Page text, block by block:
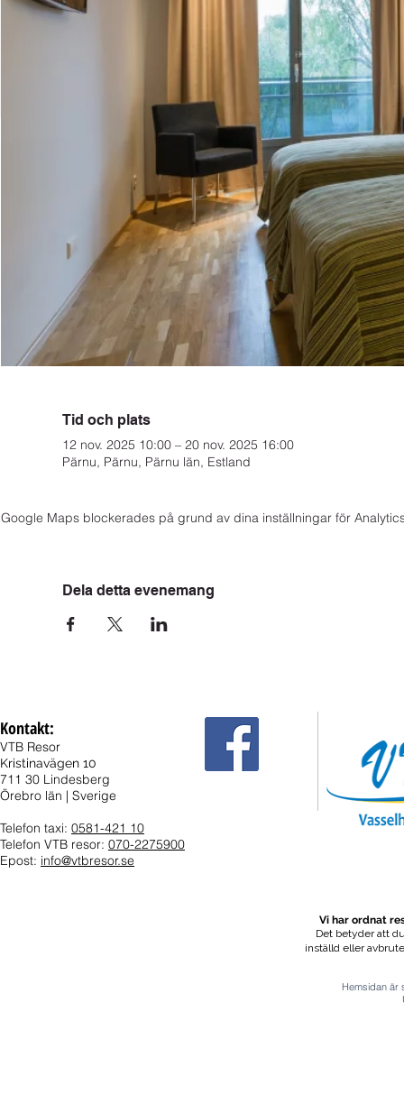
Tid och plats
12 nov. 2025 10:00 – 20 nov. 2025 16:00
Pärnu, Pärnu, Pärnu län, Estland
Google Maps blockerades på grund av dina inställningar för
Dela detta evenemang
Kontakt:
VTB Resor
Kristinavägen 10
711 30 Lindesberg
Örebro län | Sverige
Telefon taxi: 0581-421 10
Telefon VTB resor: 070-2275900
Epost: info@vtbresor.se
Vi har ordnat
Det betyder att
inställd eller
Hemsidan